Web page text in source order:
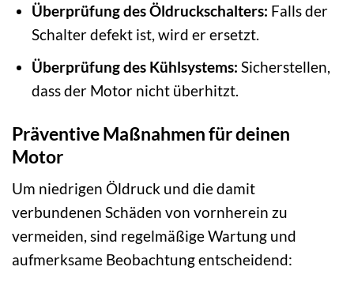
Überprüfung des Öldruckschalters: Falls der
Schalter defekt ist, wird er ersetzt.
Überprüfung des Kühlsystems: Sicherstellen,
dass der Motor nicht überhitzt.
Präventive Maßnahmen für deinen
Motor
Um niedrigen Öldruck und die damit
verbundenen Schäden von vornherein zu
vermeiden, sind regelmäßige Wartung und
aufmerksame Beobachtung entscheidend: